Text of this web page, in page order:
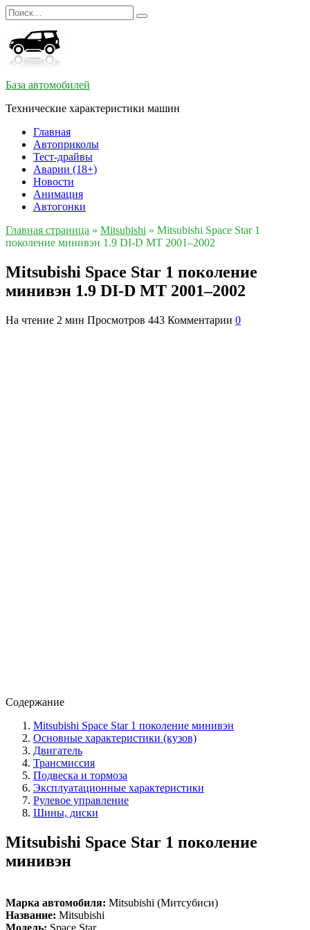
Перейти
к
содержанию
Search
for:
База автомобилей
Технические характеристики машин
Главная
Автоприколы
Тест-драйвы
Аварии (18+)
Новости
Анимация
Автогонки
Главная страница » Mitsubishi » Mitsubishi Space Star 1
поколение минивэн 1.9 DI-D MT 2001–2002
Mitsubishi Space Star 1 поколение
минивэн 1.9 DI-D MT 2001–2002
На чтение 2 мин Просмотров 443 Комментарии 0
Содержание
Mitsubishi Space Star 1 поколение минивэн
Основные характеристики (кузов)
Двигатель
Трансмиссия
Подвеска и тормоза
Эксплуатационные характеристики
Рулевое управление
Шины, диски
Mitsubishi Space Star 1 поколение
минивэн
Марка автомобиля: Mitsubishi (Митсубиси)
Название: Mitsubishi
Модель: Space Star